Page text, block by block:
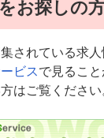
お探しの
されている求人
ビスで見るこ
はご覧ください